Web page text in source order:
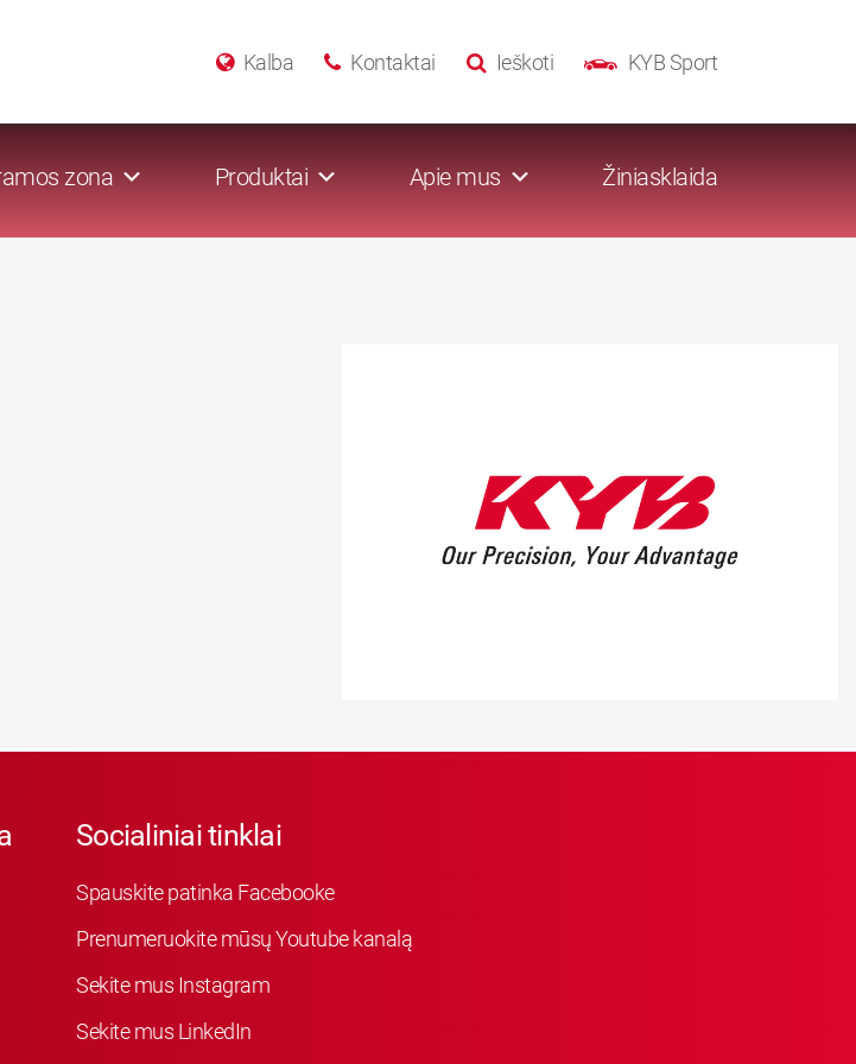
KYB Sport
Ieškoti
Kontaktai
Kalba
zona Produktai Apie mus Žiniasklaida
Socialiniai tinklai
Spauskite patinka Facebooke
Prenumeruokite mūsų Youtube kanalą
Sekite mus Instagram
Sekite mus LinkedIn